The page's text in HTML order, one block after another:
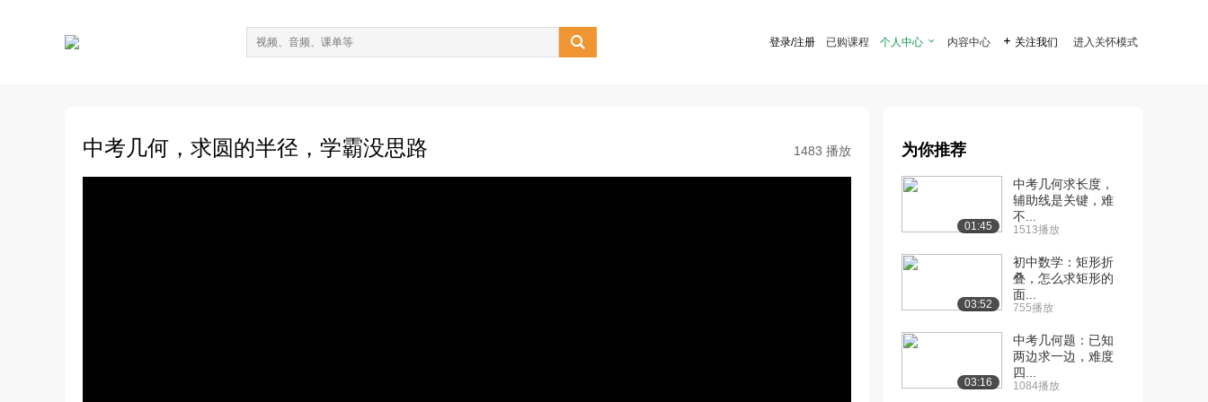
 登录/注册 已购课程 个人中心  内容中心  关注我们 进入关怀模式
中考几何，求圆的半径，学霸没思路 1483 播放 为你推荐
01:45
中考几何求长度，
辅助线是关键，难
不...
1513播放
03:52
初中数学：矩形折
叠，怎么求矩形的
面...
755播放
03:16
中考几何题：已知
两边求一边，难度
四...
1084播放